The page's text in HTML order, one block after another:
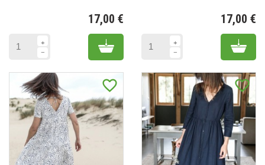
17,00 €
Add to cart
17,00 €
Add
favorite_border favorite_border